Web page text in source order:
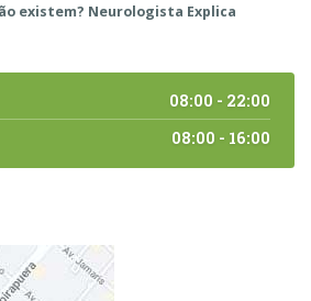
existem? Neurologista Explica
08:00 - 22:00
08:00 - 16:00